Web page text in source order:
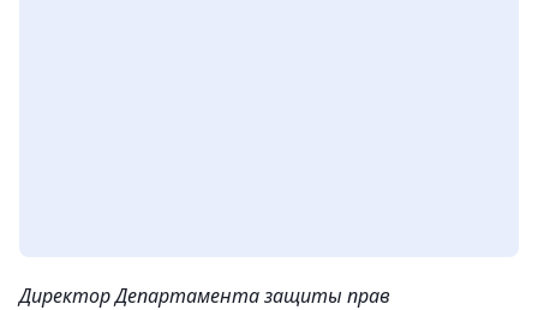
Директор Департамента защиты прав